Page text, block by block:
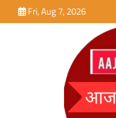
to
Fri, Aug 7, 2026